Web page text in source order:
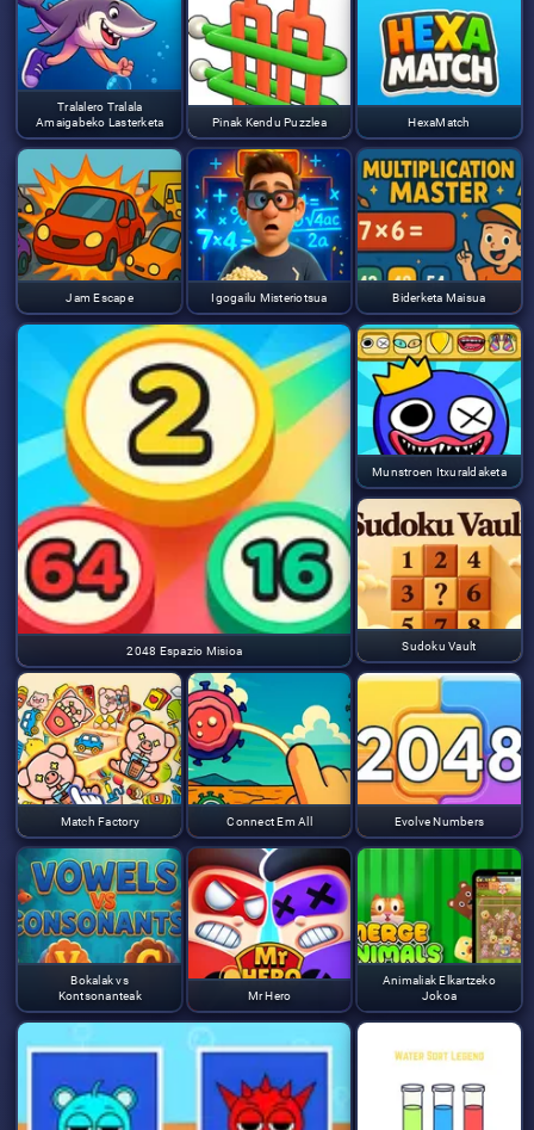
Tralalero Tralala
Amaigabeko Lasterketa
Pinak Kendu Puzzlea HexaMatch
Jam Escape Igogailu Misteriotsua Biderketa Maisua
2048 Espazio Misioa
Munstroen Itxuraldaketa
Sudoku Vault
Match Factory Connect Em All Evolve Numbers
Bokalak vs
Kontsonanteak
Mr Hero
Animaliak Elkartzeko
Jokoa